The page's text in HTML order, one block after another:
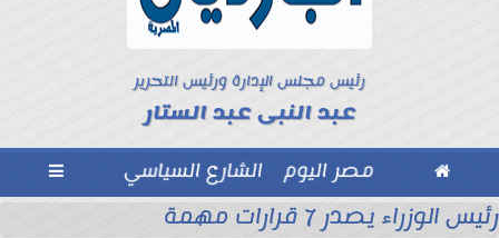
رئيس مجلس الإدارة ورئيس التحرير
عبد النبى عبد الستار
 مصر اليوم الشارع السياسي 
مع الصحفيين حاملى كارنيه النقابة
رئيس الوزراء يصدر 7 قرارات مهمة